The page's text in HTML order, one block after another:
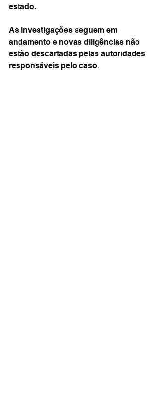
estado.
As investigações seguem em
andamento e novas diligências não
estão descartadas pelas autoridades
responsáveis pelo caso.